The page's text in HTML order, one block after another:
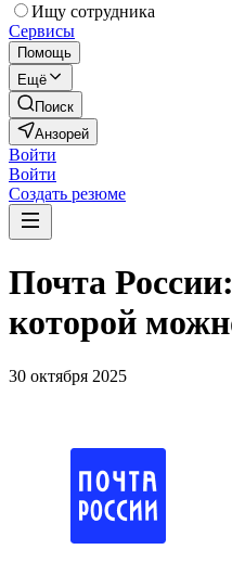
Ищу сотрудника
Сервисы
Помощь
Ещё
Поиск
Анзорей
Войти
Войти
Создать резюме
Почта
которой
30 октября 2025